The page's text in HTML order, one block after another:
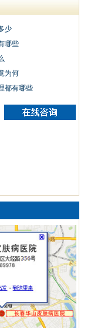
少
哪些
为何
都有哪些